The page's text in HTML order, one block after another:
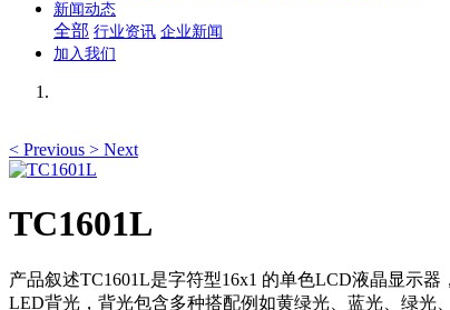
新闻动态
全部 行业资讯 企业新闻
加入我们
< Previous > Next
TC1601L
产品叙述TC1601L是字符型16x1 的单色LCD液晶显示
LED背光，背光包含多种搭配例如黄绿光、蓝光、绿光